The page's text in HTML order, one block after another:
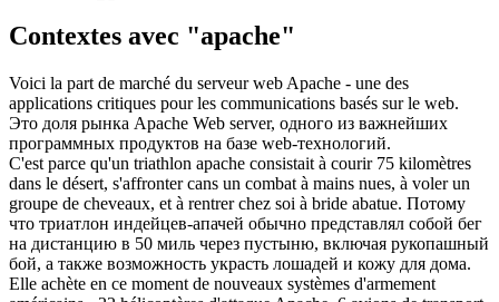
Contextes avec "apache"
Voici la part de marché du serveur web Apache - une des
applications critiques pour les communications basés sur le web.
Это доля рынка Apache Web server, одного из важнейших
программных продуктов на базе web-технологий.
C'est parce qu'un triathlon apache consistait à courir 75 kilomètres
dans le désert, s'affronter cans un combat à mains nues, à voler un
groupe de cheveaux, et à rentrer chez soi à bride abatue. Потому
что триатлон индейцев-апачей обычно представлял собой бег
на дистанцию в 50 миль через пустыню, включая рукопашный
бой, а также возможность украсть лошадей и кожу для дома.
Elle achète en ce moment de nouveaux systèmes d'armement